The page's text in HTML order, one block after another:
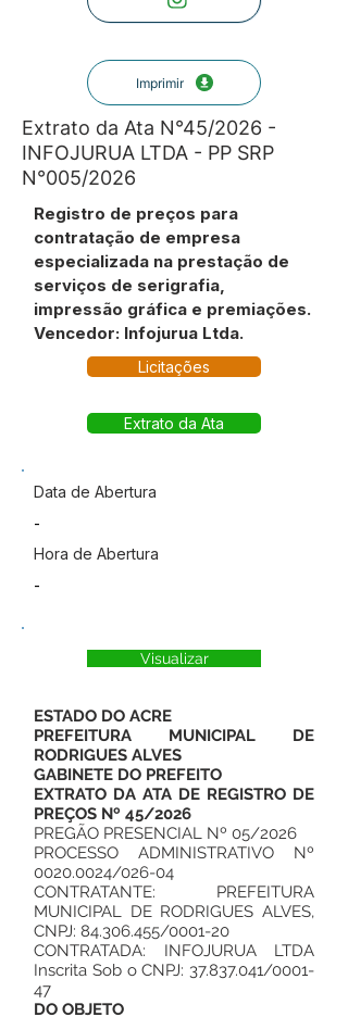
Imprimir
Extrato da Ata N°45/2026 -
INFOJURUA LTDA - PP SRP
N°005/2026
Registro de preços para
contratação de empresa
especializada na prestação de
serviços de serigrafia,
impressão gráfica e premiações.
Vencedor: Infojurua Ltda.
Licitações
Extrato da Ata
Data de Abertura
-
Hora de Abertura
-
Visualizar
ESTADO DO ACRE
PREFEITURA MUNICIPAL DE
RODRIGUES ALVES
GABINETE DO PREFEITO
EXTRATO DA ATA DE REGISTRO DE
PREÇOS Nº 45/2026
PREGÃO PRESENCIAL Nº 05/2026
PROCESSO ADMINISTRATIVO Nº
0020.0024/026-04
CONTRATANTE: PREFEITURA
MUNICIPAL DE RODRIGUES ALVES,
CNPJ: 84.306.455/0001-20
CONTRATADA: INFOJURUA LTDA
Inscrita Sob o CNPJ: 37.837.041/0001-
47
DO OBJETO